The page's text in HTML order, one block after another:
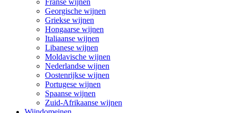
Georgische wijnen
Griekse wijnen
Hongaarse wijnen
Italiaanse wijnen
Libanese wijnen
Moldavische wijnen
Nederlandse wijnen
Oostenrijkse wijnen
Portugese wijnen
Spaanse wijnen
Zuid-Afrikaanse wijnen